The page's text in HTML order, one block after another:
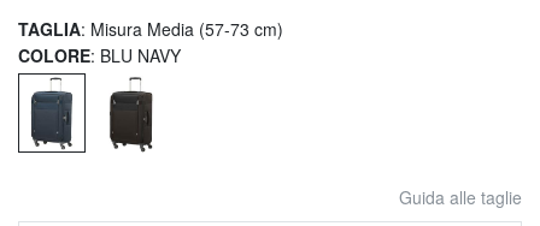
TAGLIA: Misura Media (57-73 cm)
COLORE: BLU NAVY
Guida alle taglie